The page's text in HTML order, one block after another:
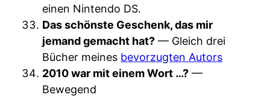
einen Nintendo DS.
Das schönste Geschenk, das mir
jemand gemacht hat? — Gleich drei
Bücher meines bevorzugten Autors
2010 war mit einem Wort …? —
Bewegend